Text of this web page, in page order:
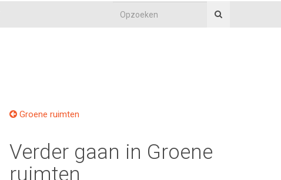
Groene ruimten
Verder gaan in Groene
ruimten